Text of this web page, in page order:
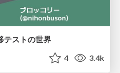
テストの世界
4 3.4k